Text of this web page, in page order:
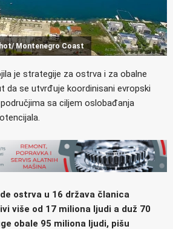
Montenegro Coast
je strategije za ostrva i za obalne
da se utvrđuje koordinisani evropski
sa ciljem oslobađanja
ostrva u 16 država članica
više od 17 miliona ljudi a duž 70
obale 95 miliona ljudi, pišu